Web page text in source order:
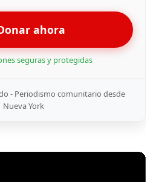
ahora
seguras y protegidas
- Periodismo comunitario desde
Nueva York